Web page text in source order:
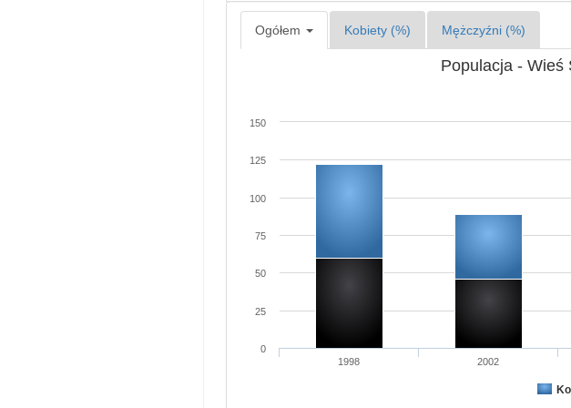
Ogółem Kobiety (%) Mężczyźni (%)
Populacja - Wieś
1998 2002
0
25
50
75
100
125
150